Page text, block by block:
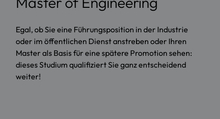
Egal, ob Sie eine Führungsposition in der Industrie
oder im öffentlichen Dienst anstreben oder Ihren
Master als Basis für eine spätere Promotion sehen:
dieses Studium qualifiziert Sie ganz entscheidend
weiter!